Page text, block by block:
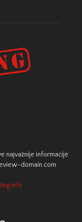
najvažnije informacije
domain.com